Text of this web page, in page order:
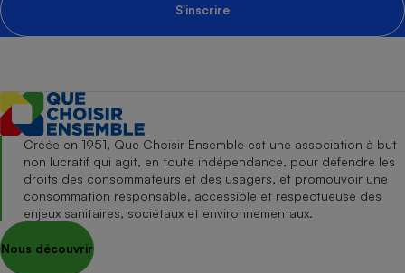
S'inscrire
Créée en 1951, Que Choisir Ensemble est une association à but
non lucratif qui agit, en toute indépendance, pour défendre les
droits des consommateurs et des usagers, et promouvoir une
consommation responsable, accessible et respectueuse des
enjeux sanitaires, sociétaux et environnementaux.
Nous découvrir